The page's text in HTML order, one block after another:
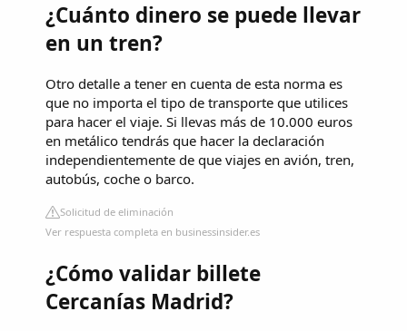
¿Cuánto dinero se puede llevar
en un tren?
Otro detalle a tener en cuenta de esta norma es
que no importa el tipo de transporte que utilices
para hacer el viaje. Si llevas más de 10.000 euros
en metálico tendrás que hacer la declaración
independientemente de que viajes en avión, tren,
autobús, coche o barco.
Solicitud de eliminación
Ver respuesta completa en businessinsider.es
¿Cómo validar billete
Cercanías Madrid?